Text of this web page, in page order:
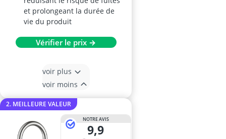
et prolongeant la durée de
vie du produit
Vérifier le prix →
voir plus
voir moins
2. MEILLEURE VALEUR
NOTRE AVIS
9,9